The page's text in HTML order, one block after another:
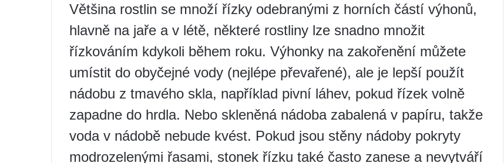
Většina rostlin se množí řízky odebranými z horních částí výhonů,
hlavně na jaře a v létě, některé rostliny lze snadno množit
řízkováním kdykoli během roku. Výhonky na zakořenění můžete
umístit do obyčejné vody (nejlépe převařené), ale je lepší použít
nádobu z tmavého skla, například pivní láhev, pokud řízek volně
zapadne do hrdla. Nebo skleněná nádoba zabalená v papíru, takže
voda v nádobě nebude kvést. Pokud jsou stěny nádoby pokryty
modrozelenými řasami, stonek řízku také často zanese a nevytváří